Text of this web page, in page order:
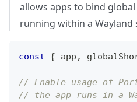
allows apps to bind
running within a Wayland
const { app ,
// Enable usage of
// the app runs in a